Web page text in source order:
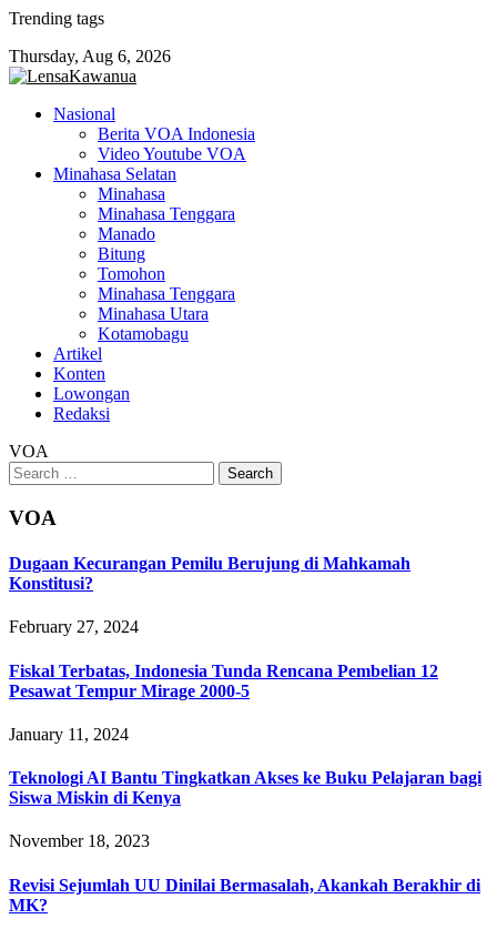
Skip
content
Trending tags
Thursday, Aug 6, 2026
Nasional
Berita VOA Indonesia
Video Youtube VOA
Minahasa Selatan
Minahasa
Minahasa Tenggara
Manado
Bitung
Tomohon
Minahasa Tenggara
Minahasa Utara
Kotamobagu
Artikel
Konten
Lowongan
Redaksi
VOA
Search
for:
VOA
Dugaan Kecurangan Pemilu Berujung di Mahkamah
Konstitusi?
February 27, 2024
Fiskal Terbatas, Indonesia Tunda Rencana Pembelian 12
Pesawat Tempur Mirage 2000-5
January 11, 2024
Teknologi AI Bantu Tingkatkan Akses ke Buku Pelajaran bagi
Siswa Miskin di Kenya
November 18, 2023
Revisi Sejumlah UU Dinilai Bermasalah, Akankah Berakhir di
MK?